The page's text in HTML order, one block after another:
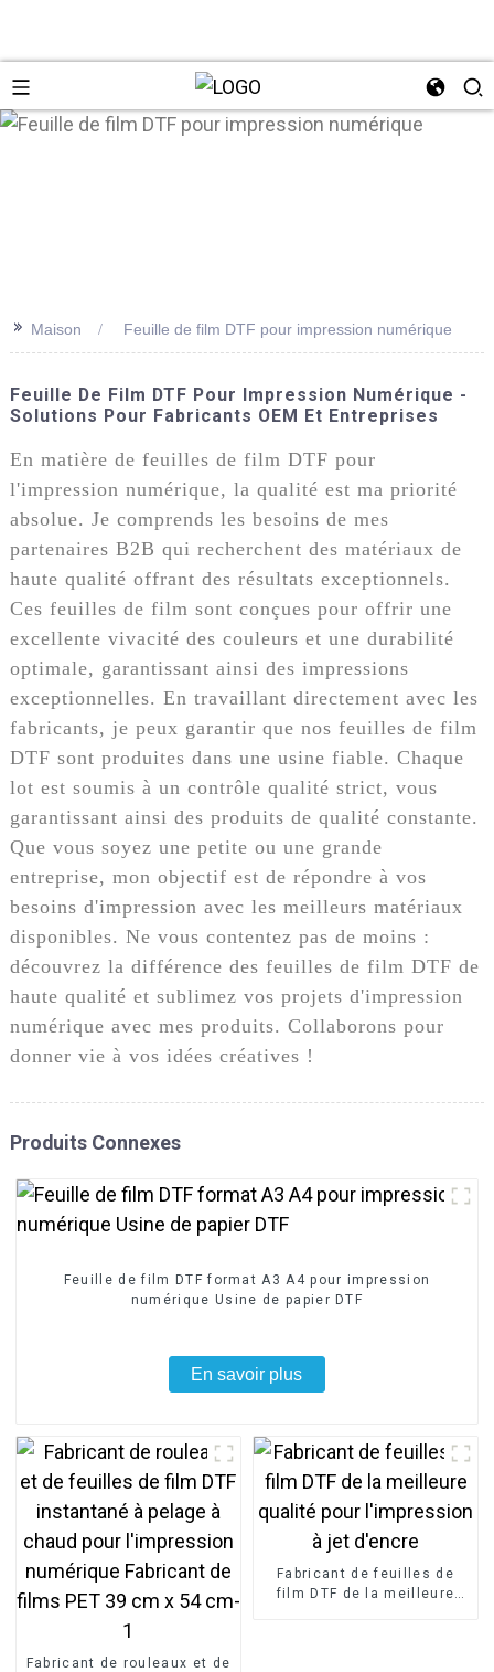
>> Maison Feuille de film DTF pour impression numérique
Feuille De Film DTF Pour Impression Numérique -
Solutions Pour Fabricants OEM Et Entreprises
En matière de feuilles de film DTF pour
l'impression numérique, la qualité est ma priorité
absolue. Je comprends les besoins de mes
partenaires B2B qui recherchent des matériaux de
haute qualité offrant des résultats exceptionnels.
Ces feuilles de film sont conçues pour offrir une
excellente vivacité des couleurs et une durabilité
optimale, garantissant ainsi des impressions
exceptionnelles. En travaillant directement avec les
fabricants, je peux garantir que nos feuilles de film
DTF sont produites dans une usine fiable. Chaque
lot est soumis à un contrôle qualité strict, vous
garantissant ainsi des produits de qualité constante.
Que vous soyez une petite ou une grande
entreprise, mon objectif est de répondre à vos
besoins d'impression avec les meilleurs matériaux
disponibles. Ne vous contentez pas de moins :
découvrez la différence des feuilles de film DTF de
haute qualité et sublimez vos projets d'impression
numérique avec mes produits. Collaborons pour
donner vie à vos idées créatives !
Produits Connexes
Feuille de film DTF format A3 A4 pour impression
numérique Usine de papier DTF
En savoir plus
Fabricant de rouleaux et de
Fabricant de feuilles de
film DTF de la meilleure